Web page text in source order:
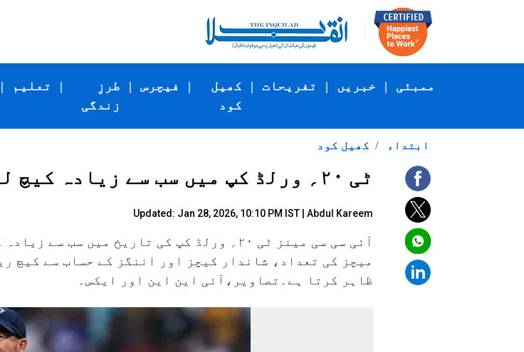
| تعلیم |
طرزِ
زندگی
| فیچرس |
کھیل
کود
| تفریحات | خبریں | ممبئی
کھیل کود ابتداء
ٹی ۲۰؍ ورلڈ کپ میں سب سے زیادہ کیچ لینے والے ٹاپ ۵؍شاندار فیلڈرز
Updated: Jan 28, 2026, 10:10 PM IST | Abdul Kareem
آئی سی سی مینز ٹی ۲۰؍ ورلڈ کپ کی تاریخ
میچز کی تعداد، شاندار کیچز اور اننگز کے حساب سے کیچ
ظاہر کرتا ہے۔تصاویر،آئی این این اور ایکس۔